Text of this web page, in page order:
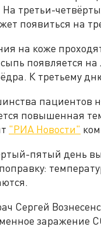
третьи-
появиться на
на коже
появляется
К третьему
пациентов
повышенная
"РИА Новости"
пятый день
Сергей
заражение